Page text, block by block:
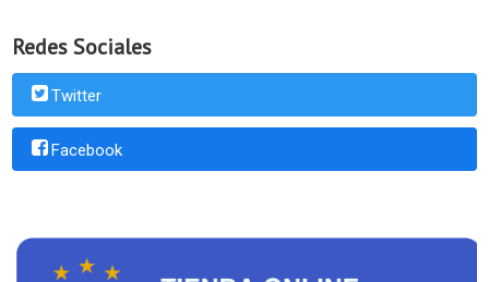
Redes Sociales
Twitter
Facebook